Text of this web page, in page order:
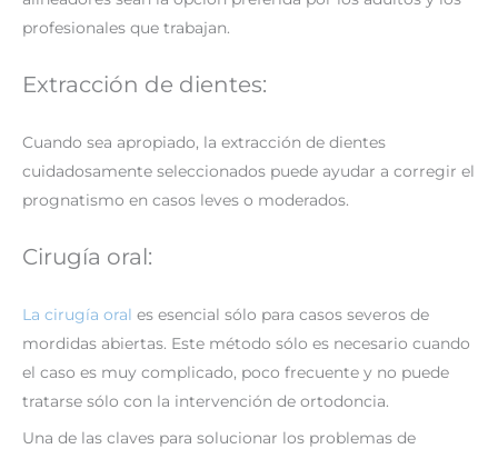
profesionales que trabajan.
Extracción de dientes:
Cuando sea apropiado, la extracción de dientes
cuidadosamente seleccionados puede ayudar a corregir el
prognatismo en casos leves o moderados.
Cirugía oral:
La cirugía oral es esencial sólo para casos severos de
mordidas abiertas. Este método sólo es necesario cuando
el caso es muy complicado, poco frecuente y no puede
tratarse sólo con la intervención de ortodoncia.
Una de las claves para solucionar los problemas de